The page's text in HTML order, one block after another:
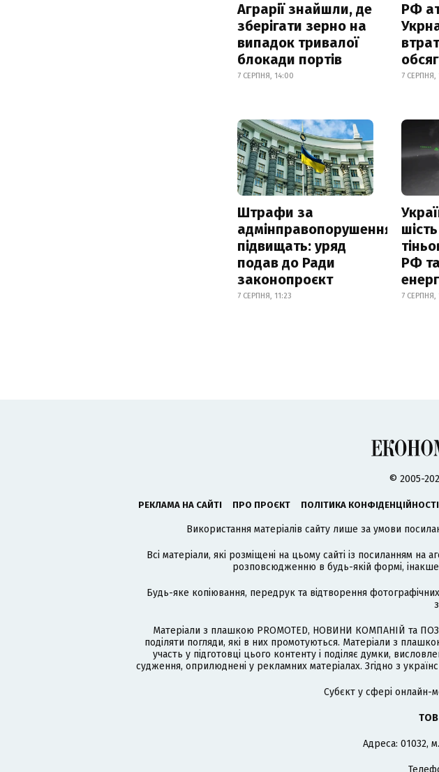
Аграрії знайшли, де
зберігати зерно на
випадок тривалої
блокади портів
7 СЕРПНЯ, 14:00
РФ
7 СЕРПНЯ,
Штрафи за
адмінправопорушення
підвищать: уряд
подав до Ради
законопроєкт
7 СЕРПНЯ, 11:23
РФ
7 СЕРПНЯ,
© 2005-
РЕКЛАМА НА САЙТІ ПРО ПРОЄКТ ПОЛІТИКА КОНФІДЕНЦІЙНОСТІ
Використання матеріалів сайту лише за умови
Всі матеріали, які розміщені на цьому сайті із посиланням на
розповсюдженню в будь-якій формі,
Будь-яке копіювання, передрук та відтворення
Матеріали з плашкою PROMOTED, НОВИНИ КОМПАНІЙ та
поділяти погляди, які в них промотуються. Матеріали з
участь у підготовці цього контенту і поділяє думки,
судження, оприлюднені у рекламних матеріалах. Згідно з
Cубєкт у сфері онлайн-
ТОВ
Адреса: 01032,